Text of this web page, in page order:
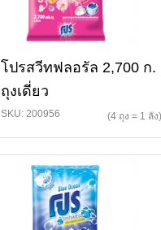
โปรสวีทฟลอรัล 2,700 ก.
ถุงเดี่ยว
SKU: 200956 (4 ถุง = 1 ลัง)